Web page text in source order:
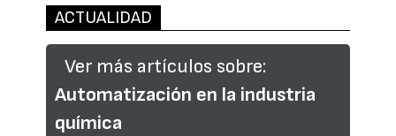
ACTUALIDAD
Ver más artículos sobre:
Automatización en la industria
química